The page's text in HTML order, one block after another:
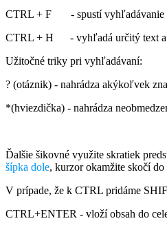
CTRL + F - spustí vyhľadávanie
CTRL + H - vyhľadá určitý text a
Užitočné triky pri vyhľadávaní:
? (otáznik) - nahrádza akýkoľvek
*(hviezdička) - nahrádza
Ďalšie šikovné využite skratiek
šípka dole, kurzor okamžite skočí
V prípade, že k CTRL pridáme
CTRL+ENTER - vloží obsah do